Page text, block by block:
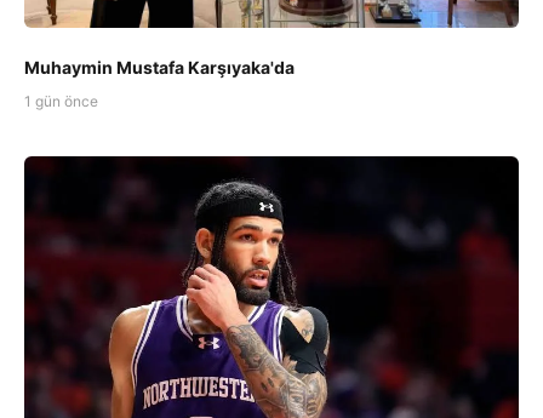
Muhaymin Mustafa Karşıyaka'da
1 gün önce